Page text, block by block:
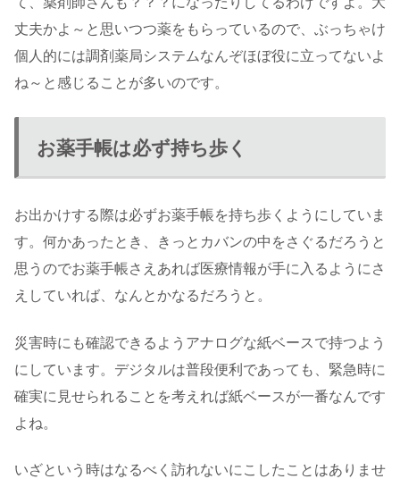
丈夫かよ～と思いつつ薬をもらっているので、ぶっちゃけ
個人的には調剤薬局システムなんぞほぼ役に立ってないよ
ね～と感じることが多いのです。
お薬手帳は必ず持ち歩く
お出かけする際は必ずお薬手帳を持ち歩くようにしていま
す。何かあったとき、きっとカバンの中をさぐるだろうと
思うのでお薬手帳さえあれば医療情報が手に入るようにさ
えしていれば、なんとかなるだろうと。
災害時にも確認できるようアナログな紙ベースで持つよう
にしています。デジタルは普段便利であっても、緊急時に
確実に見せられることを考えれば紙ベースが一番なんです
よね。
いざという時はなるべく訪れないにこしたことはありませ